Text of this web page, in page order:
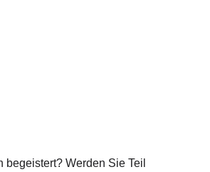
Werden Sie Teil